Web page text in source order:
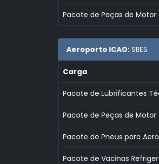
Pacote de Peças de Motor
Aeroporto ICAO: SBES
Carga
Pacote de Lubrificantes
Pacote de Peças de Motor
Pacote de Pneus para
Pacote de Vacinas